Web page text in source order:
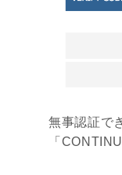
無事認証で
「